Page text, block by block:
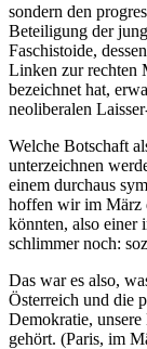
sondern den
Beteiligung der
Faschistoide,
Linken zur rechten
bezeichnet hat,
neoliberalen
Welche Botschaft
unterzeichnen
einem durchaus
hoffen wir im März
könnten, also einer
schlimmer noch:
Das war es also,
Österreich und die
Demokratie,
gehört. (Paris, im